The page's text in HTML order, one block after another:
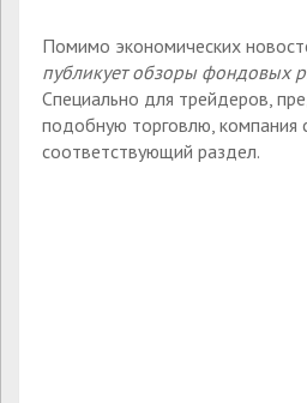
Помимо экономических
публикует обзоры фондовых
Специально для трейдеров,
подобную торговлю, компания
соответствующий раздел.